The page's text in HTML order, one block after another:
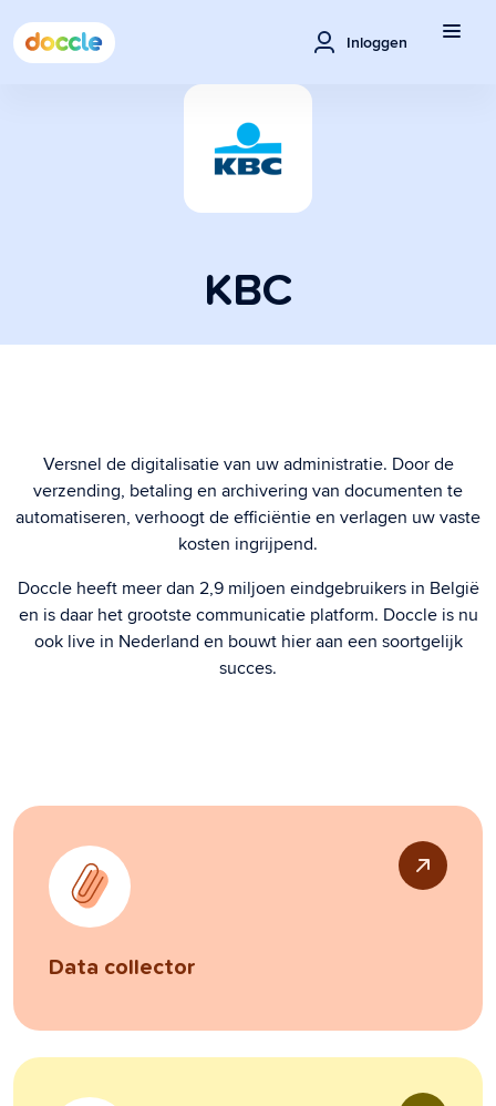
Inloggen
KBC
Versnel de digitalisatie van uw administratie. Door de
verzending, betaling en archivering van documenten te
automatiseren, verhoogt de efficiëntie en verlagen uw vaste
kosten ingrijpend.
Doccle heeft meer dan 2,9 miljoen eindgebruikers in België
en is daar het grootste communicatie platform. Doccle is nu
ook live in Nederland en bouwt hier aan een soortgelijk
succes.
Data collector